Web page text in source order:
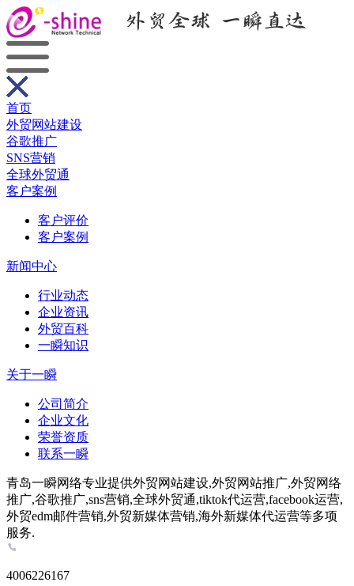
首页
外贸网站建设
谷歌推广
SNS营销
全球外贸通
客户案例
客户评价
客户案例
新闻中心
行业动态
企业资讯
外贸百科
一瞬知识
关于一瞬
公司简介
企业文化
荣誉资质
联系一瞬
青岛一瞬网络专业提供外贸网站建设,外贸网站推广,外贸网络
推广,谷歌推广,sns营销,全球外贸通,tiktok代运营,facebook运营,
外贸edm邮件营销,外贸新媒体营销,海外新媒体代运营等多项
服务.
4006226167